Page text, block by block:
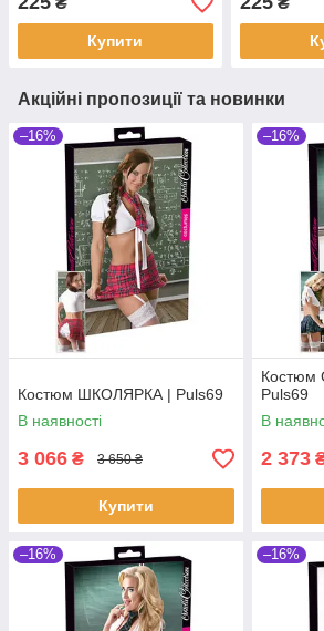
Купити
Акційні пропозиції та новинки
–16%
Костюм ШКОЛЯРКА | Puls69
В наявності
3 066 ₴ 3 650 ₴
Купити
–16%
Puls69
В
2 373
–16% –16%